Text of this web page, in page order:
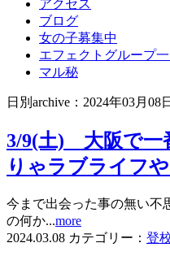
アクセス
ブログ
女の子募集中
エフェクトグループ
マル秘
日別archive：2024年03月08日
3/9(土) 大阪で
りゃラブライフや
今まで出会った事の無い不
の何か...more
2024.03.08 カテゴリー： 登